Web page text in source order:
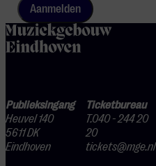
Aanmelden
Publieksingang
Heuvel 140
5611 DK
Eindhoven
Ticketbureau
T.040 - 244 20
20
tickets@mge.nl